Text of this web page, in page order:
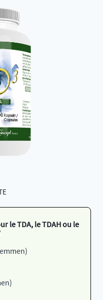
le TDA, le TDAH ou le